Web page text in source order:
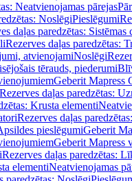
Neatvienojamas pārejas
NoslēgiPieslēgumi
daļas paredzētas: Sistēmas
Rezerves daļas paredzētas:
atvienojamiNoslēgi
tērauds, piederumi
Geberit Mapress
Rezerves daļas paredzētas:
Krusta elementi
Rezerves daļas
pieslēgumiGeberit
Geberit Mapress
Rezerves daļas paredzētas:
elementiNeatvienojamas